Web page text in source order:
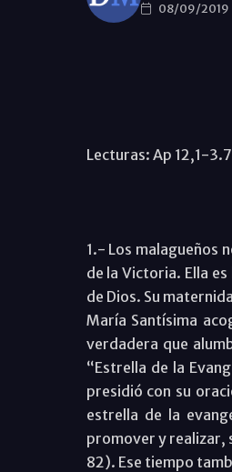
08/09/2019
Lecturas: Ap 12,1-
1.- Los malagueños
de la Victoria. Ella
de Dios. Su
María Santísima
verdadera que
“Estrella de la
presidió con su
estrella de la
promover y realizar,
82). Ese tiempo